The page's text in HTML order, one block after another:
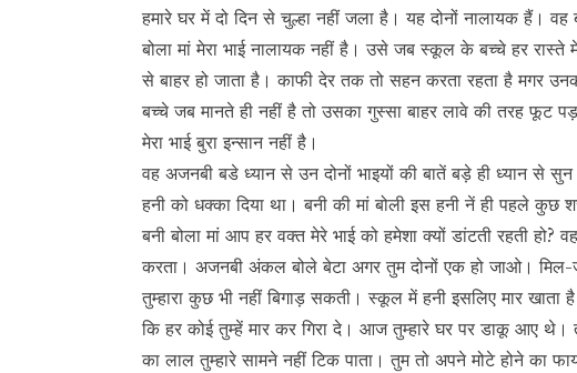
हमारे घर में दो दिन से चुल्हा नहीं जला है। यह दोनों नालायक हैं।
बोला मां मेरा भाई नालायक नहीं है। उसे जब स्कूल के बच्चे हर
से बाहर हो जाता है। काफी देर तक तो सहन करता रहता है मगर
बच्चे जब मानते ही नहीं है तो उसका गुस्सा बाहर लावे की तरह फूट
मेरा भाई बुरा इन्सान नहीं है।
वह अजनबी बडे ध्यान से उन दोनों भाइयों की बातें बड़े ही ध्यान से
हनी को धक्का दिया था। बनी की मां बोली इस हनी नें ही पहले कुछ
बनी बोला मां आप हर वक्त मेरे भाई को हमेशा क्यों डांटती रहती हो?
करता। अजनबी अंकल बोले बेटा अगर तुम दोनों एक हो जाओ।
तुम्हारा कुछ भी नहीं बिगाड़ सकती। स्कूल में हनी इसलिए मार
कि हर कोई तुम्हें मार कर गिरा दे। आज तुम्हारे घर पर डाकू आए
का लाल तुम्हारे सामने नहीं टिक पाता। तुम तो अपने मोटे होने का